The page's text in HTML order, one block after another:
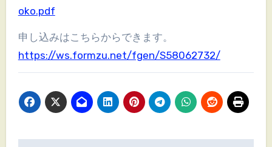
oko.pdf
申し込みはこちらからできます。
https://ws.formzu.net/fgen/S58062732/